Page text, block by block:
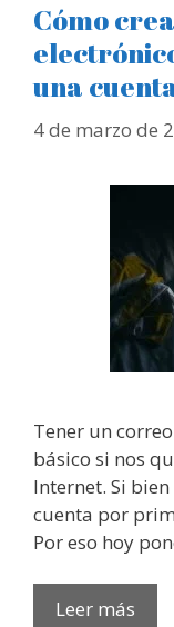
Cómo
una
4 de marzo de
Tener un
básico si nos
Internet. Si
cuenta por
Por eso hoy
Leer más